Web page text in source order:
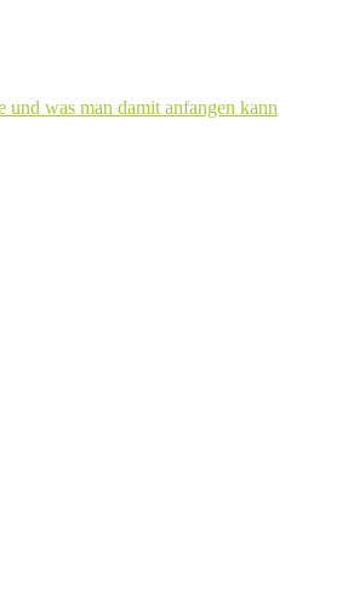
was man damit anfangen kann